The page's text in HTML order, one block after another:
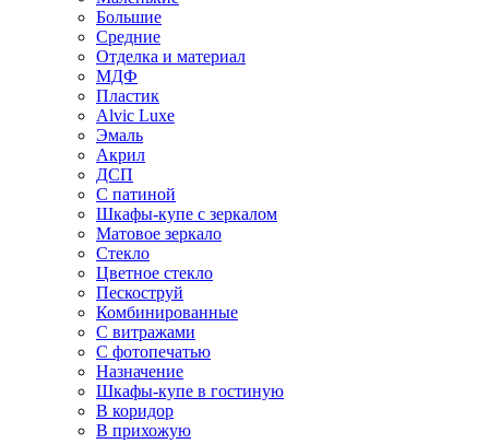
Большие
Средние
Отделка и материал
МДФ
Пластик
Alvic Luxe
Эмаль
Акрил
ДСП
С патиной
Шкафы-купе с зеркалом
Матовое зеркало
Стекло
Цветное стекло
Пескоструй
Комбинированные
С витражами
С фотопечатью
Назначение
Шкафы-купе в гостиную
В коридор
В прихожую